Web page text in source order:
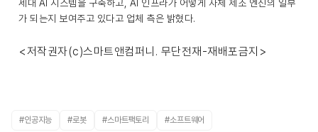
세대 AI 시스템을 구축하고, AI 인프라가 어떻게 자체 제조 엔진의 일부
가 되는지 보여주고 있다고 업체 측은 밝혔다.
<저작권자(c)스마트앤컴퍼니. 무단전재-재배포금지>
#인공지능 #로봇 #스마트팩토리 #소프트웨어